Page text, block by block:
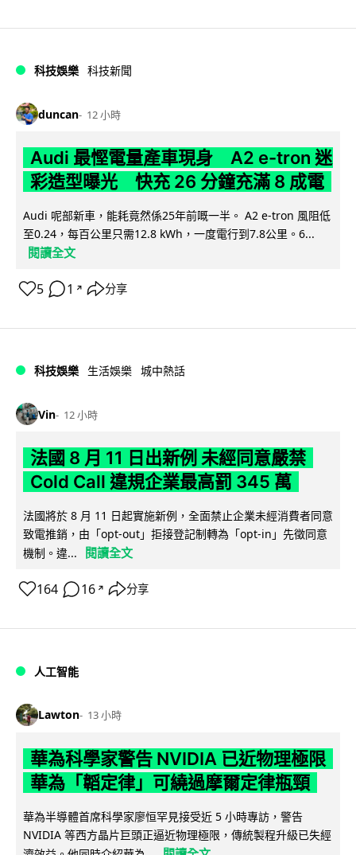
科技娛樂 科技新聞
duncan 12 小時
Audi 最慳電量產車現身 A2 e-tron 迷
彩造型曝光 快充 26 分鐘充滿 8 成電
Audi 呢部新車，能耗竟然係25年前嘅一半。 A2 e-tron 風阻低
至0.24，每百公里只需12.8 kWh，一度電行到7.8公里。6...
閱讀全文
5 1 ↗ 分享
科技娛樂 生活娛樂 城中熱話
Vin 12 小時
法國 8 月 11 日出新例 未經同意嚴禁
Cold Call 違規企業最高罰 345 萬
法國將於 8 月 11 日起實施新例，全面禁止企業未經消費者同意
致電推銷，由「opt-out」拒接登記制轉為「opt-in」先徵同意
機制。違...
閱讀全文
164 16 ↗ 分享
人工智能
Lawton 13 小時
華為科學家警告 NVIDIA 已近物理極限
華為「韜定律」可繞過摩爾定律瓶頸
華為半導體首席科學家廖恒罕見接受近 5 小時專訪，警告
NVIDIA 等西方晶片巨頭正逼近物理極限，傳統製程升級已失經